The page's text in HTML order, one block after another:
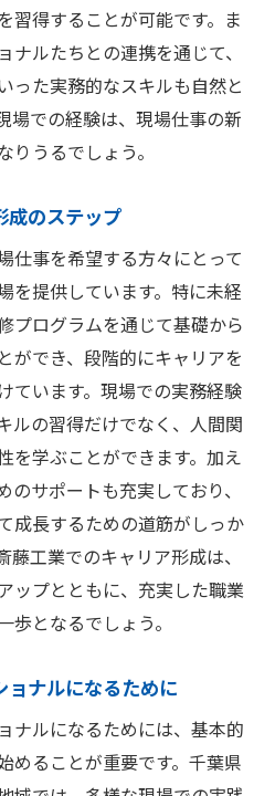
習得することが可能です。ま
ナルたちとの連携を通じて、
った実務的なスキルも自然と
場での経験は、現場仕事の新
りうるでしょう。
成のステップ
仕事を希望する方々にとって
を提供しています。特に未経
プログラムを通じて基礎から
ができ、段階的にキャリアを
ています。現場での実務経験
ルの習得だけでなく、人間関
を学ぶことができます。加え
サポートも充実しており、
成長するための道筋がしっか
藤工業でのキャリア形成は、
ップとともに、充実した職業
となるでしょう。
ナルになるために
ナルになるためには、基本的
めることが重要です。千葉県